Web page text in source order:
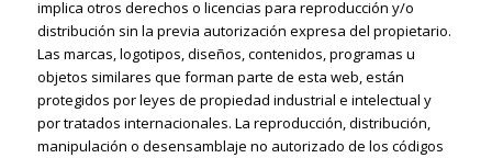
implica otros derechos o licencias para reproducción y/o
distribución sin la previa autorización expresa del propietario.
Las marcas, logotipos, diseños, contenidos, programas u
objetos similares que forman parte de esta web, están
protegidos por leyes de propiedad industrial e intelectual y
por tratados internacionales. La reproducción, distribución,
manipulación o desensamblaje no autorizado de los códigos